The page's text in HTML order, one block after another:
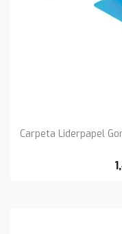
Carpeta Liderpapel